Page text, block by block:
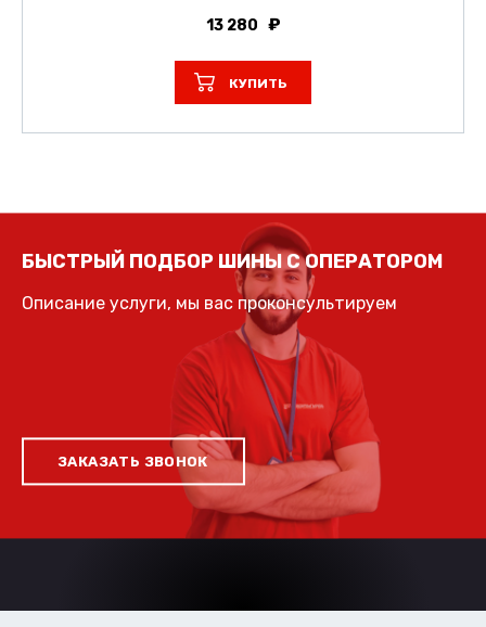
13 280
КУПИТЬ
БЫСТРЫЙ ПОДБОР ШИНЫ С ОПЕРАТОРОМ
Описание услуги, мы вас проконсультируем
ЗАКАЗАТЬ ЗВОНОК